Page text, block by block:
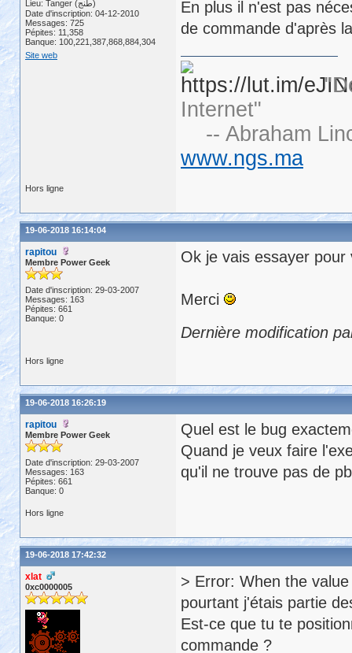
Lieu: Tanger (طنج)
Date d'inscription: 04-12-2010
Messages: 725
Pépites: 11,358
Banque: 100,221,387,868,884,304
Site web
En plus il n'est pas
de commande d'après
Internet"
-- Abraham
www.ngs.ma
Hors ligne
19-06-2018 16:14:04
rapitou
Membre Power Geek
Date d'inscription: 29-03-2007
Messages: 163
Pépites: 661
Banque: 0
Ok je vais essayer
Merci
Dernière modification
Hors ligne
19-06-2018 16:26:19
rapitou
Membre Power Geek
Date d'inscription: 29-03-2007
Messages: 163
Pépites: 661
Banque: 0
Quel est le bug
Quand je veux faire
qu'il ne trouve pas de
Hors ligne
19-06-2018 17:42:32
xlat
0xc0000005
> Error: When the
pourtant j'étais partie
Est-ce que tu te
commande ?